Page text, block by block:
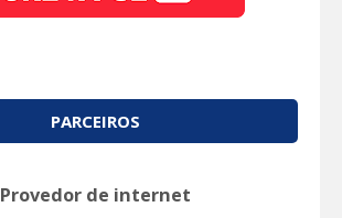
PARCEIROS
Provedor de internet